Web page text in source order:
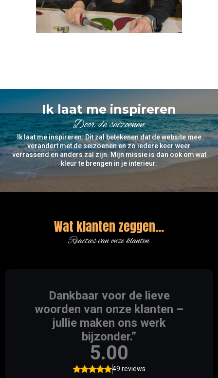
Ik laat me inspireren
Door de seizoenen
Ik laat me inspireren: Dit zal betekenen dat de website mee
verandert met de seizoenen en zo iedere keer weer
verrassend en anders zal zijn. Mijn missie is dan ook om wat
kleur te brengen in je interieur.
Wat klanten zeggen...
Reacties van onze klanten